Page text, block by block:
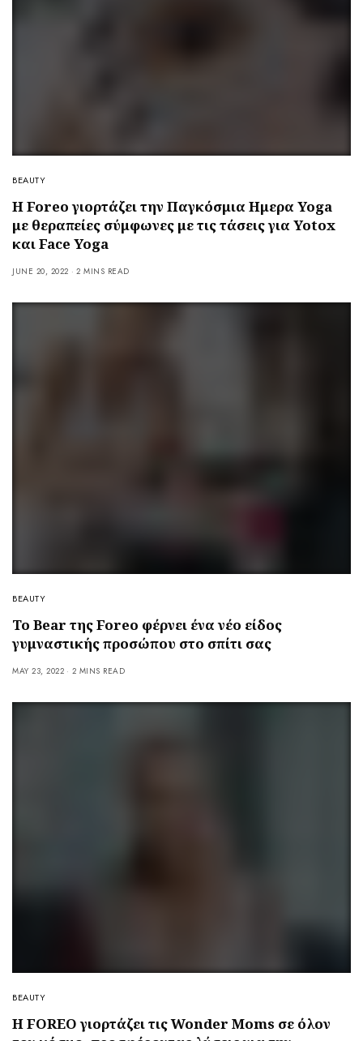
BEAUTY
Η Foreo γιορτάζει την Παγκόσμια Ημερα Yoga
με θεραπείες σύμφωνες με τις τάσεις για Yotox
και Face Yoga
JUNE 20, 2022 2 MINS READ
BEAUTY
Το Bear της Foreo φέρνει ένα νέο είδος
γυμναστικής προσώπου στο σπίτι σας
MAY 23, 2022 2 MINS READ
BEAUTY
H FOREO γιορτάζει τις Wonder Moms σε όλον